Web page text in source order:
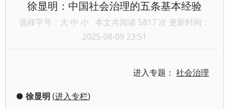
徐显明：中国社会治理的五条基本经验
选择字号： 大 中 小 本文共阅读 5817 次 更新时间：
2025-08-09 23:51
进入专题：社会治理
● 徐显明 (进入专栏)